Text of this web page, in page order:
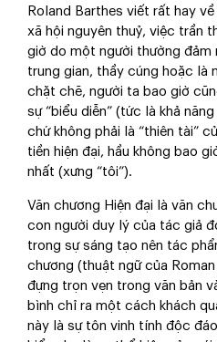
Roland Barthes viết rất hay
xã hội nguyên thuỷ, việc trần
giờ do một người thường đảm
trung gian, thầy cúng hoặc là
chặt chẽ, người ta bao giờ
sự “biểu diễn” (tức là khả
chứ không phải là “thiên tài”
tiền hiện đại, hầu không bao
nhất (xưng “tôi”).
Văn chương Hiện đại là văn
con người duy lý của tác giả
trong sự sáng tạo nên tác
chương (thuật ngữ của
đựng trọn vẹn trong văn bản
bình chỉ ra một cách khách
này là sự tôn vinh tính độc